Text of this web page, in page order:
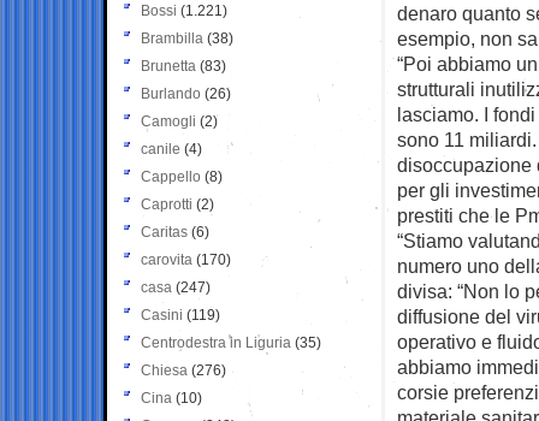
denaro quanto
esempio, non
“Poi abbiamo
strutturali
lasciamo. I
sono 11
disoccupazione
per gli
prestiti che le
“Stiamo
numero uno
divisa: “Non lo
diffusione del
operativo e
abbiamo
corsie
Bossi (1.221)
Brambilla (38)
Brunetta (83)
Burlando (26)
Camogli (2)
canile (4)
Cappello (8)
Caprotti (2)
Caritas (6)
carovita (170)
casa (247)
Casini (119)
Centrodestra in Liguria (35)
Chiesa (276)
Cina (10)